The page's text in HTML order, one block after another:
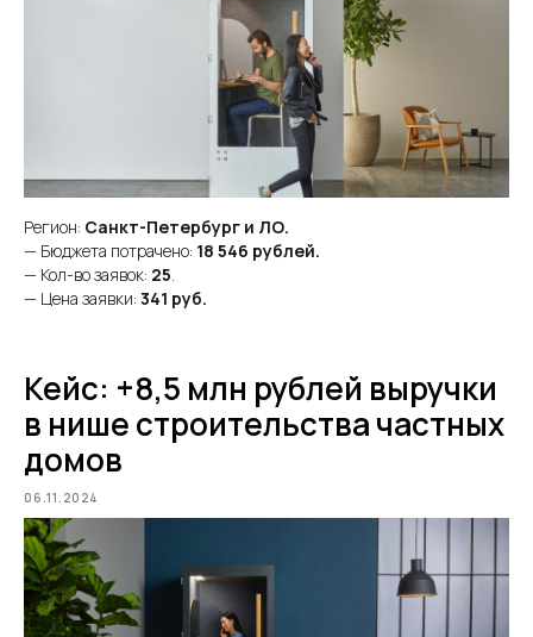
Регион: Санкт-Петербург и ЛО.
— Бюджета потрачено: 18 546 рублей.
— Кол-во заявок: 25
— Цена заявки: 341 руб.
Кейс: +8,5 млн рублей выручки
в нише строительства частных
домов
06.11.2024